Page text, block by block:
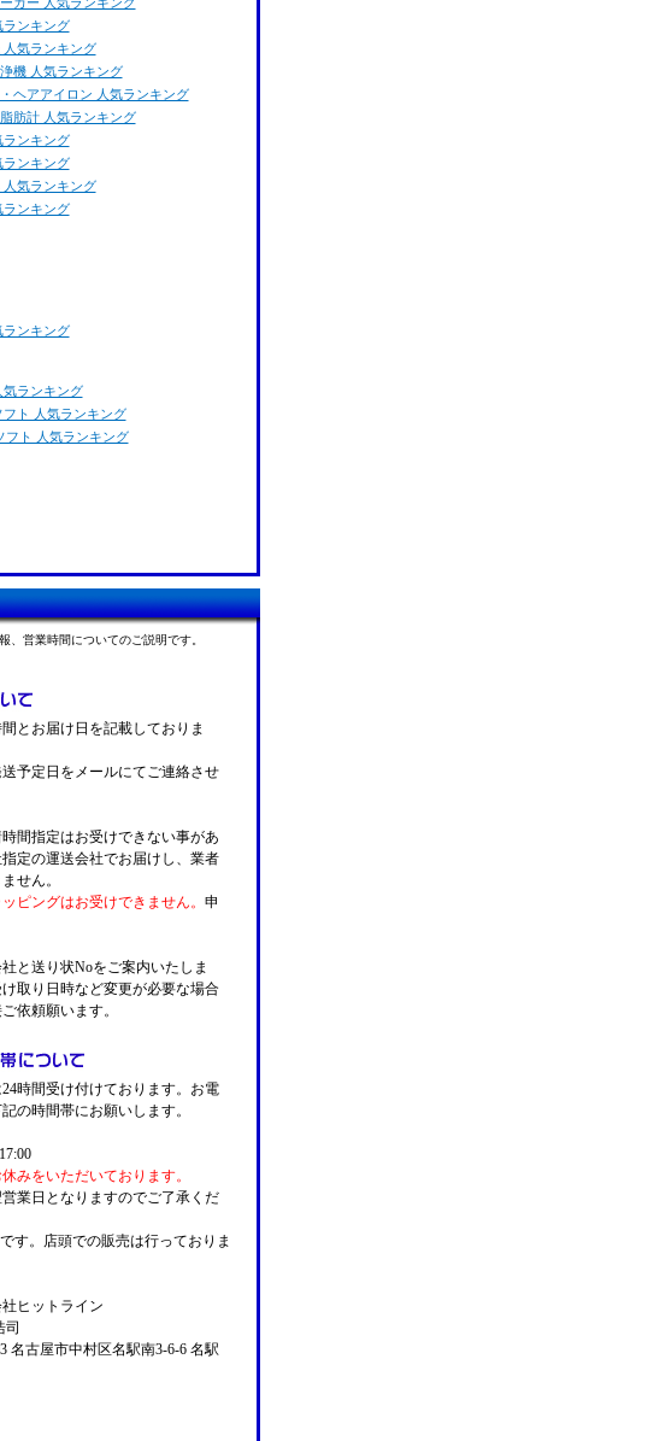
ランキング
人気ランキング
機 人気ランキング
・ヘアアイロン 人気ランキング
肪計 人気ランキング
ランキング
ランキング
気ランキング
ランキング
ランキング
ランキング
フト 人気ランキング
フト 人気ランキング
営業時間についてのご説明です。
とお届け日を記載しておりま
予定日をメールにてご連絡させ
間指定はお受けできない事があ
定の運送会社でお届けし、業者
せん。
ッピングはお受けできません。 申
と送り状Noをご案内いたしま
取り日時など変更が必要な場合
依頼願います。
時間受け付けております。お電
の時間帯にお願いします。
みをいただいております。
営業日となりますのでご了承くだ
です。店頭での販売は行っておりま
ヒットライン
司
名古屋市中村区名駅南3-6-6 名駅